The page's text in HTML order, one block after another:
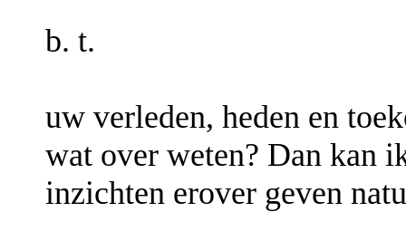
b. t.
uw verleden, heden en
wat over weten? Dan kan
inzichten erover geven